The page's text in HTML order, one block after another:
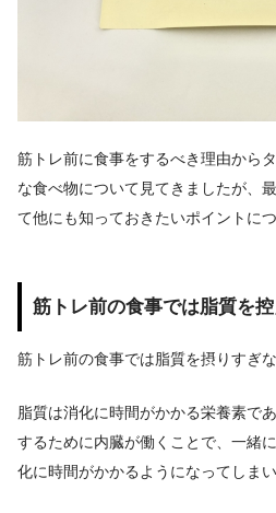
筋トレ前に食事をするべき理由から
な食べ物について見てきましたが、
て他にも知っておきたいポイントに
筋トレ前の食事では脂質を控
筋トレ前の食事では脂質を摂りすぎ
脂質は消化に時間がかかる栄養素で
するために内臓が働くことで、一緒
化に時間がかかるようになってしまい